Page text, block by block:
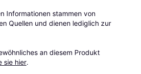
Informationen stammen von
Quellen und dienen lediglich zur
an diesem Produkt
sie hier.